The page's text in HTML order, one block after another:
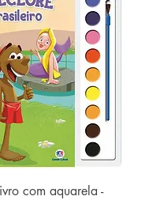
com aquarela -